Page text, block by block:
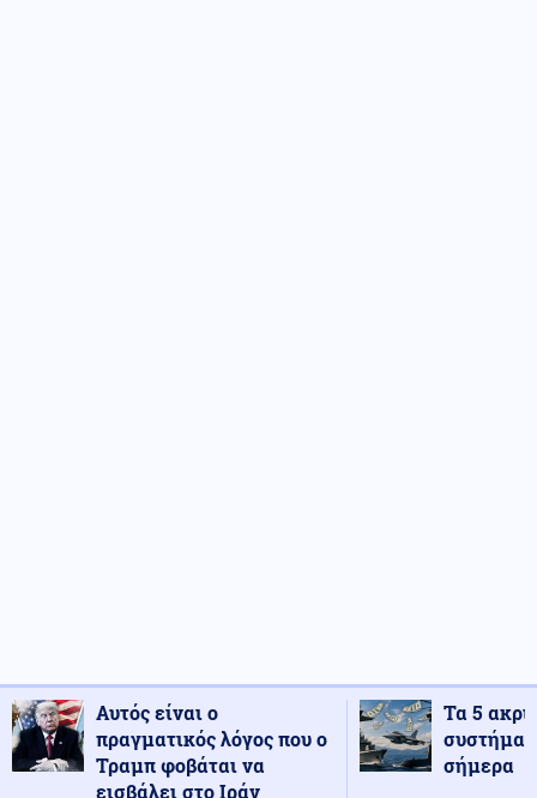
Αυτός είναι ο
πραγματικός λόγος που ο
Τραμπ φοβάται να
εισβάλει στο Ιράν
Τα 5
σήμερα